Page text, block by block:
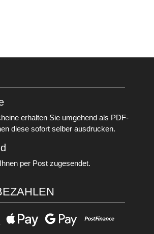
erhalten Sie umgehend als PDF-
diese sofort selber ausdrucken.
per Post zugesendet.